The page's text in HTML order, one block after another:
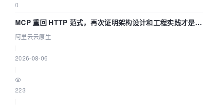
0
MCP 重回 HTTP 范式，再次证明架构设计和工程实践才是稀
缺资源
阿里云云原生
2026-08-06
223